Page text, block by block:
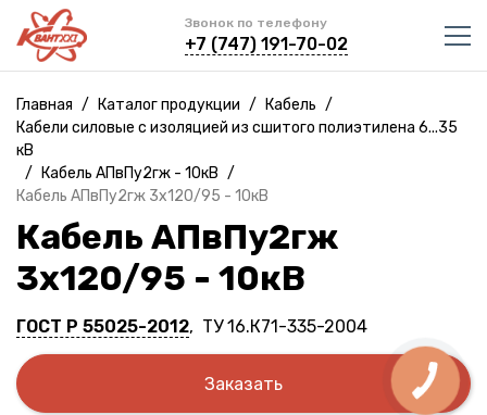
Звонок по телефону
+7 (747) 191-70-02
Главная / Каталог продукции / Кабель /
Кабели силовые с изоляцией из сшитого полиэтилена 6...35
кВ
/
Кабель АПвПу2гж - 10кВ /
Кабель АПвПу2гж 3х120/95 - 10кВ
Кабель АПвПу2гж
3х120/95 - 10кВ
ГОСТ Р 55025-2012, ТУ 16.К71-335-2004
Заказать